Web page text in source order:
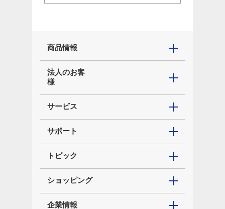
商品情報
法人のお客
様
サービス
サポート
トピック
ショッピング
企業情報